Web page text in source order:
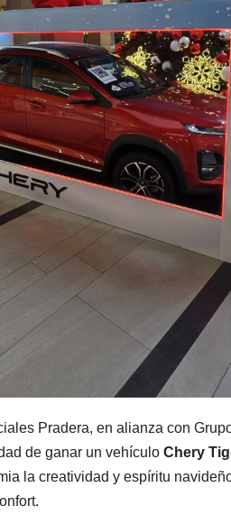
Pradera, en alianza con
de ganar un vehículo Chery
la creatividad y espíritu